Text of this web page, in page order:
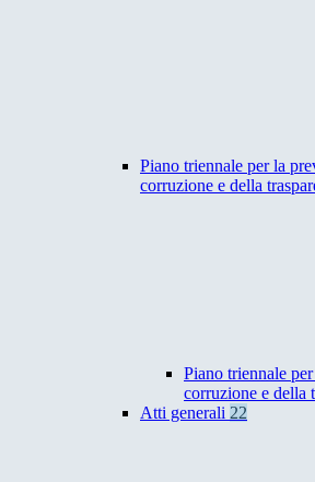
Piano triennale per la
corruzione e della
Piano triennale
corruzione e della
Atti generali 22